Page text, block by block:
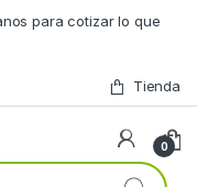
para cotizar lo que
Tienda
0